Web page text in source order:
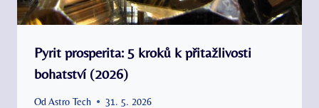
Pyrit prosperita: 5 kroků k přitažlivosti
bohatství (2026)
Od Astro Tech 31. 5. 2026